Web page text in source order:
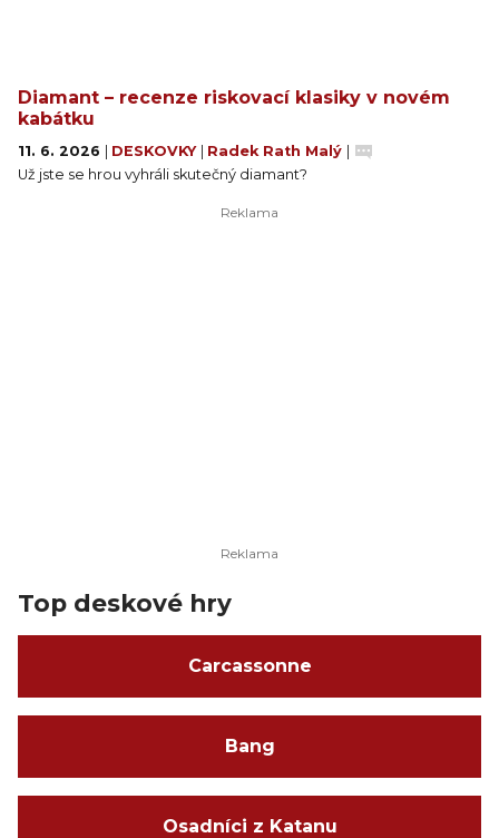
Diamant – recenze riskovací klasiky v novém
kabátku
11. 6. 2026 | DESKOVKY | Radek Rath Malý |
Už jste se hrou vyhráli skutečný diamant?
Top deskové hry
Carcassonne
Bang
Osadníci z Katanu